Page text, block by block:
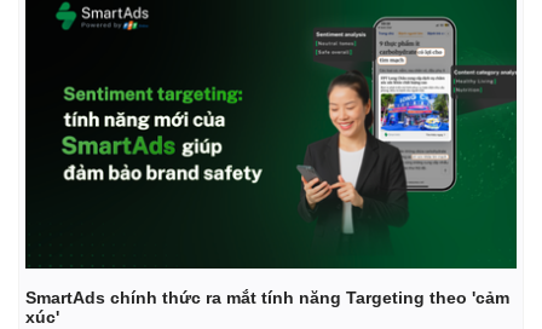
SmartAds chính thức ra mắt tính năng Targeting theo 'cảm
xúc'